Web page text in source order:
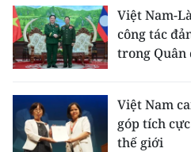
Việt Nam-
công tác
trong Quân
Việt Nam
góp tích
thế giới